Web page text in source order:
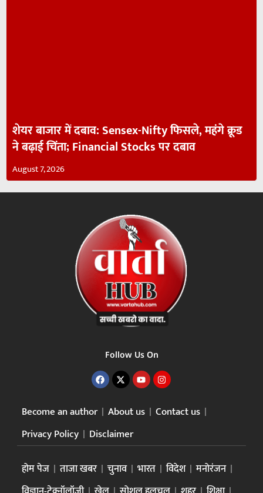
शेयर बाजार में दबाव: Sensex-Nifty फिसले, महंगे क्रूड
ने बढ़ाई चिंता; Financial Stocks पर दबाव
August 7, 2026
Follow Us On
Become an author About us
Contact us
Privacy Policy
Disclaimer
होम पेज ताजा खबर चुनाव भारत विदेश
मनोरंजन